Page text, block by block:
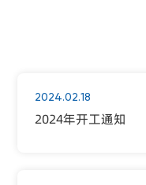
2024.02.18
2024年开工通知